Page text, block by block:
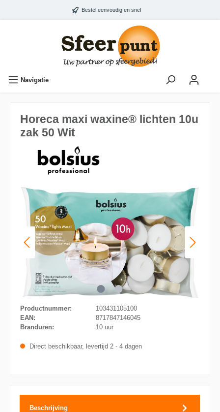
Bestel eenvoudig en snel
Navigatie
Horeca maxi waxine® lichten 10u
zak 50 Wit
Productnummer:
103431105100
EAN:
8717847146045
Branduren:
10 uur
Direct beschikbaar, levertijd 2 - 4 dagen
Beschrijving